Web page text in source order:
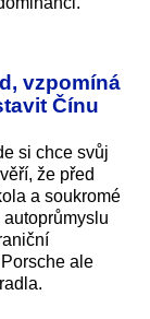
vzpomíná
Čínu
si chce svůj
že před
a soukromé
ale